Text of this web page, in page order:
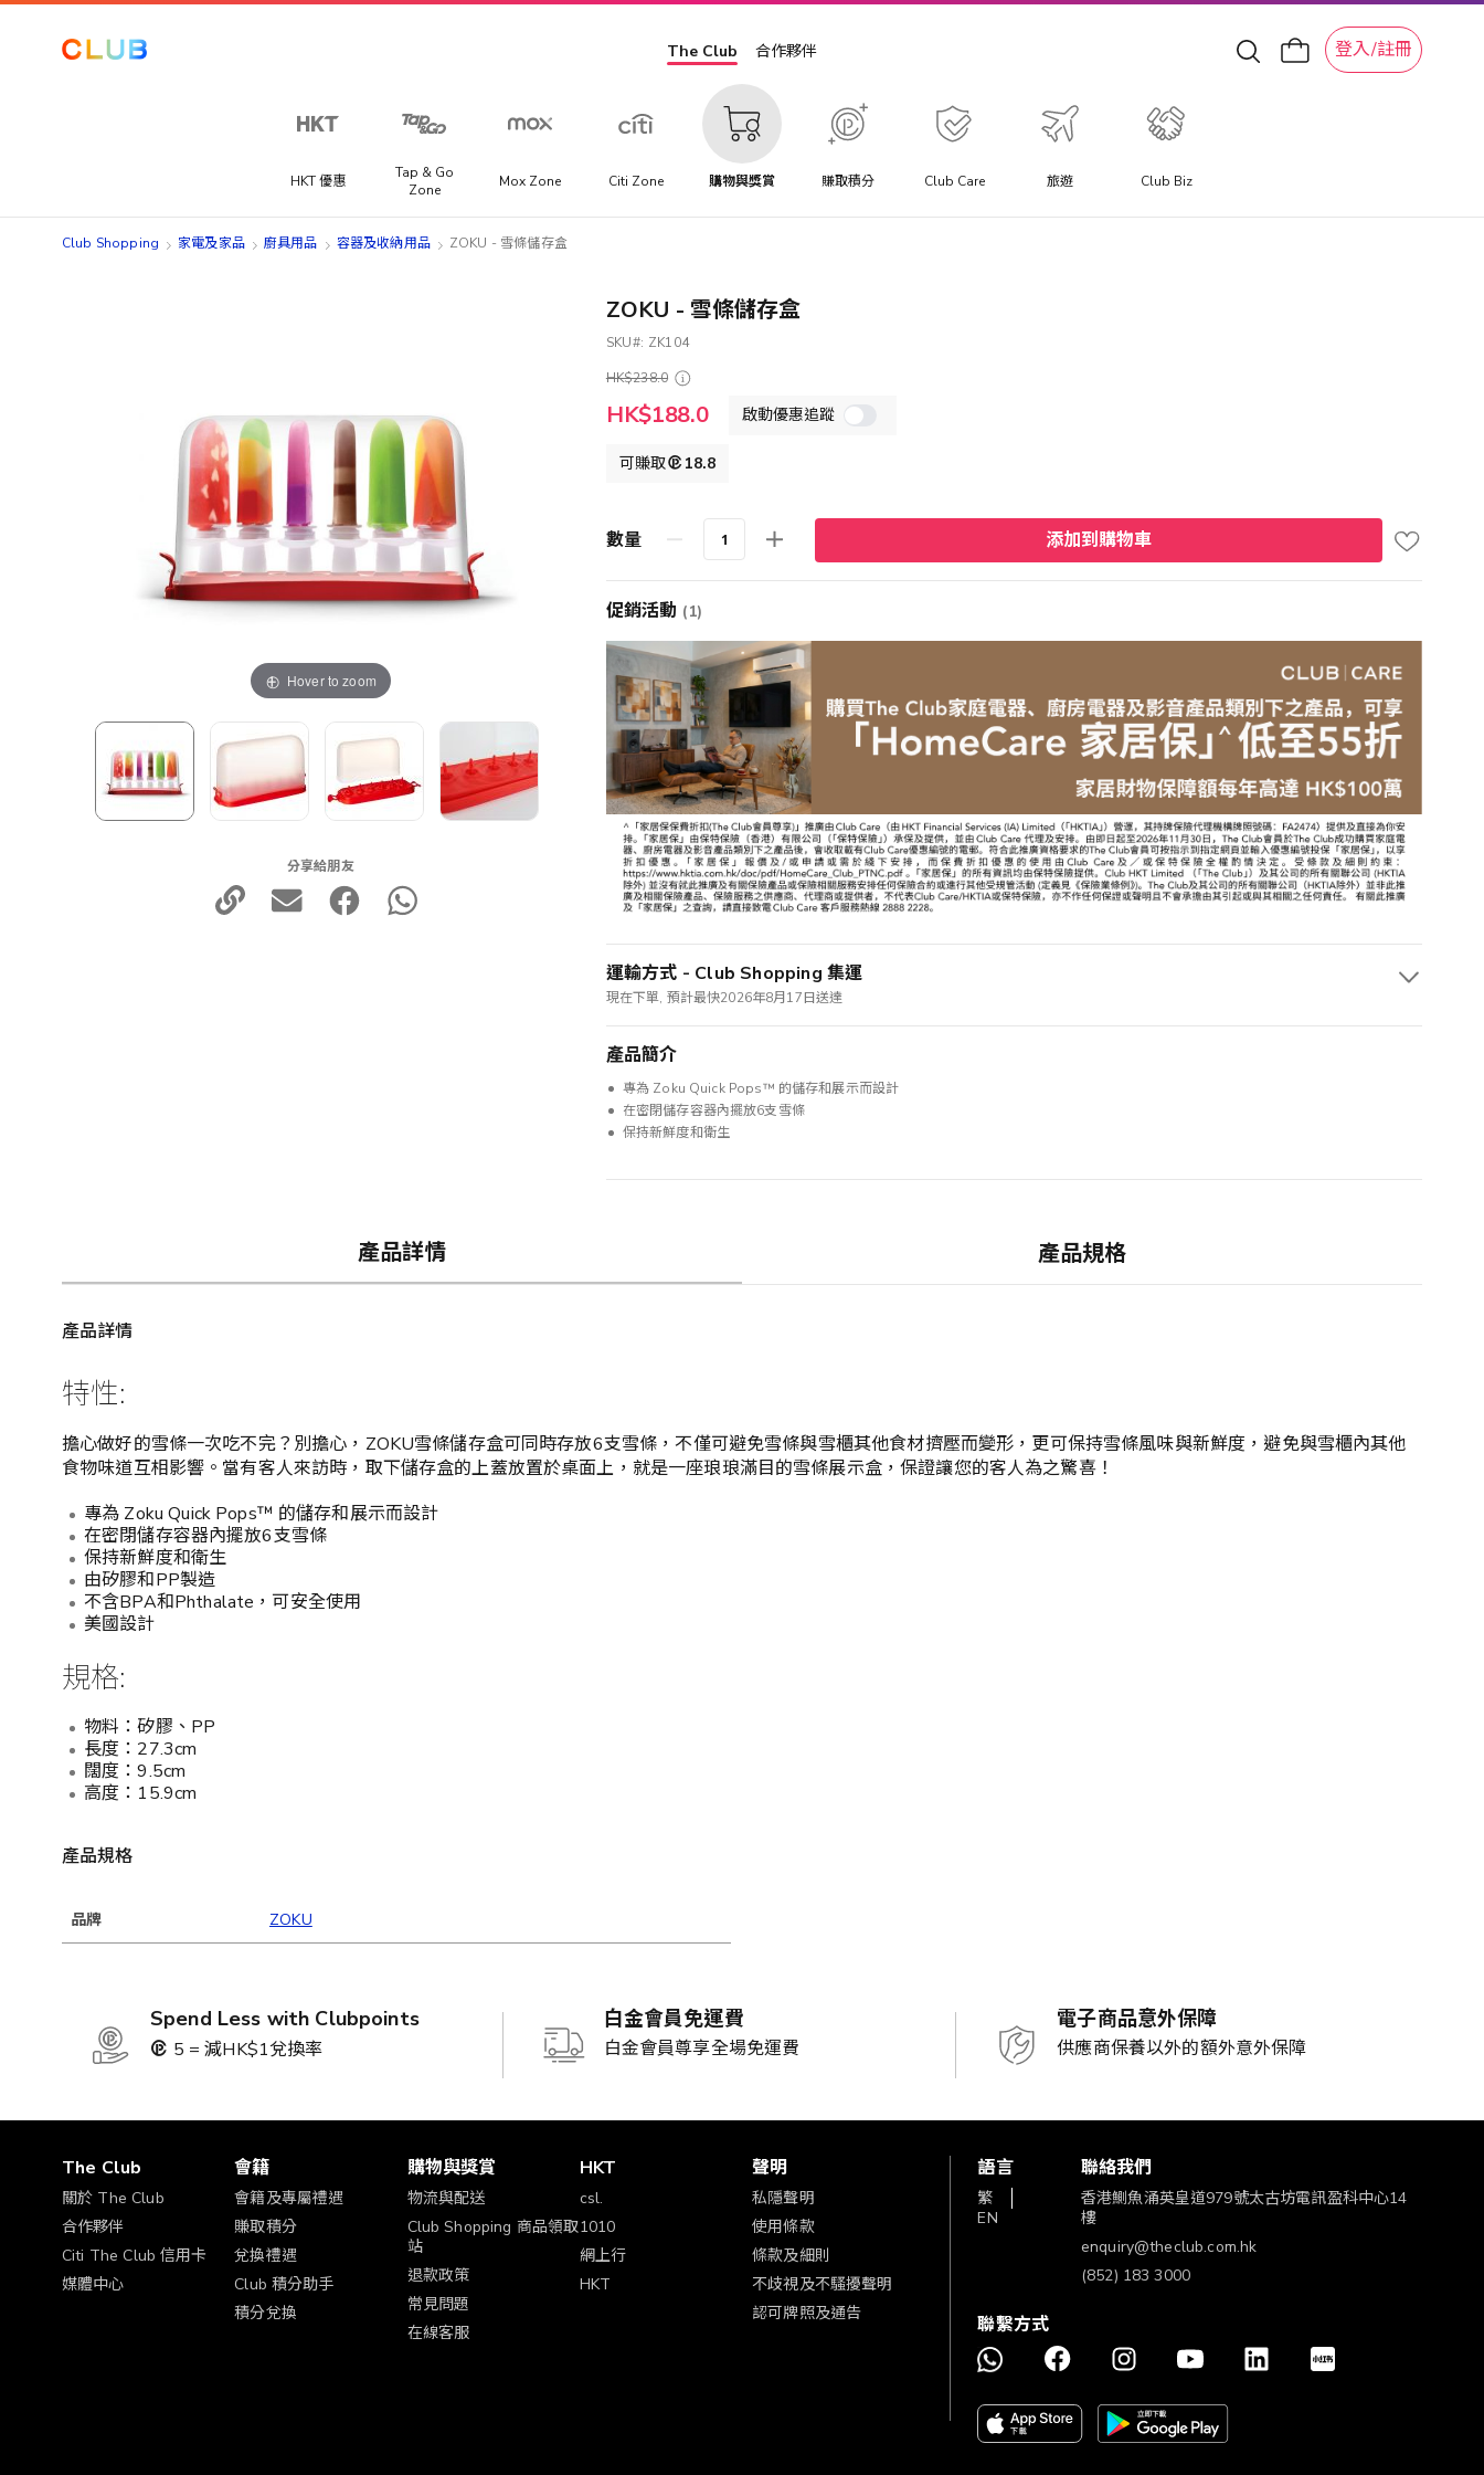
The Club 合作夥伴 登入/註冊
HKT 優惠
Tap & Go
Zone
Mox Zone Citi Zone 購物與獎賞 賺取積分 Club Care 旅遊 Club Biz
Club Shopping 家電及家品 廚具用品 容器及收納用品 ZOKU - 雪條儲存盒
Hover to zoom
分享給朋友
ZOKU - 雪條儲存盒
SKU
ZK104
HK$238.0
特
殊
HK$188.0 啟動優惠追蹤
可賺取 18.8
數量 添加到購物車
促銷活動 (1)
運輸方式 - Club Shopping 集運
現在下單, 預計最快2026年8月17日送達
產品簡介
專為 Zoku Quick Pops™ 的儲存和展示而設計
在密閉儲存容器內擺放6支雪條
保持新鮮度和衛生
產品詳情 產品規格
產品詳情
特性:
擔心做好的雪條一次吃不完？別擔心，ZOKU雪條儲存盒可同時存放6支雪條，不僅可避免雪條與雪櫃其他食材擠壓而變形，更可保持雪條風味與新鮮度，避免與雪櫃內其他
食物味道互相影響。當有客人來訪時，取下儲存盒的上蓋放置於桌面上，就是一座琅琅滿目的雪條展示盒，保證讓您的客人為之驚喜！
專為 Zoku Quick Pops™ 的儲存和展示而設計
在密閉儲存容器內擺放6支雪條
保持新鮮度和衛生
由矽膠和PP製造
不含BPA和Phthalate，可安全使用
美國設計
規格:
物料：矽膠、PP
長度：27.3cm
闊度：9.5cm
高度：15.9cm
產品規格
品牌 ZOKU
Spend Less with Clubpoints
5 = 減HK$1兌換率
白金會員免運費
白金會員尊享全場免運費
電子商品意外保障
供應商保養以外的額外意外保障
The Club
關於 The Club
合作夥伴
Citi The Club 信用卡
媒體中心
會籍
會籍及專屬禮遇
賺取積分
兌換禮遇
Club 積分助手
積分兌換
購物與獎賞
物流與配送
Club Shopping 商品領取
站
退款政策
常見問題
在線客服
HKT
csl.
1010
網上行
HKT
聲明
私隱聲明
使用條款
條款及細則
不歧視及不騷擾聲明
認可牌照及通告
語言
繁
EN
聯絡我們
香港鰂魚涌英皇道979號太古坊電訊盈科中心14
樓
enquiry@theclub.com.hk
(852) 183 3000
聯繫方式